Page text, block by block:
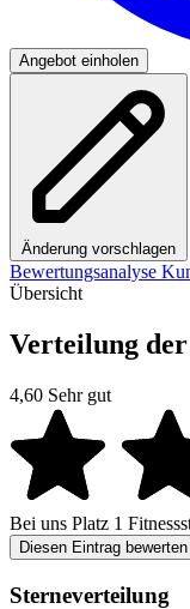
Angebot einholen
Änderung vorschlagen
Bewertungsanalyse
Übersicht
Verteilung
4,60 Sehr gut
Bei uns Platz 1
Diesen Eintrag bewerten
Sterneverteilung